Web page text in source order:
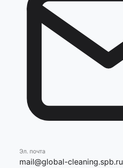
Эл. почта
mail@global-cleaning.spb.ru